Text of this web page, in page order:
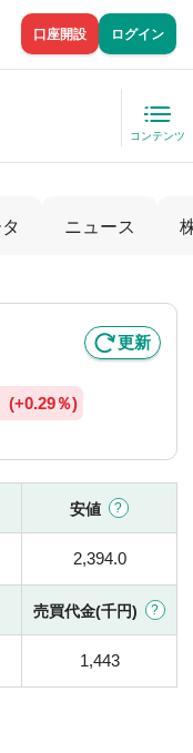
口座開設 ログイン
コンテンツ
ニュース
更新
(+0.29％)
安値
2,394.0
売買代金(千円)
1,443